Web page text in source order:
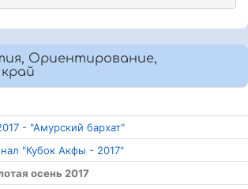
Ориентирование,
- "Амурский бархат"
"Кубок Акфы - 2017"
осень 2017